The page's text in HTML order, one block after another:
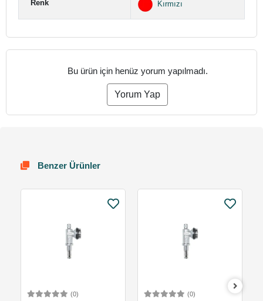
Renk Kırmızı
Bu ürün için henüz yorum yapılmadı.
Yorum Yap
Benzer Ürünler
(0) (0)